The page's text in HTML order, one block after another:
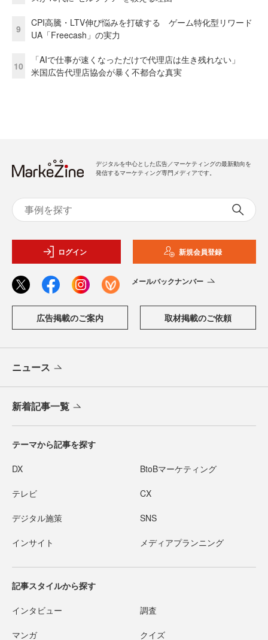
9
CPI高騰・LTV伸び悩みを打破する ゲーム特化型リワード
UA「Freecash」の実力
10
「AIで仕事が速くなっただけで代理店は生き残れない」
米国広告代理店協会が暴く不都合な真実
デジタルを中心とした広告／マーケティングの最新動向を
発信するマーケティング専門メディアです。
ログイン 新規会員登録
メールバックナンバー
広告掲載のご案内 取材掲載のご依頼
ニュース
新着記事一覧
テーマから記事を探す
DX BtoBマーケティング
テレビ CX
デジタル施策 SNS
インサイト メディアプランニング
記事スタイルから探す
インタビュー 調査
マンガ クイズ